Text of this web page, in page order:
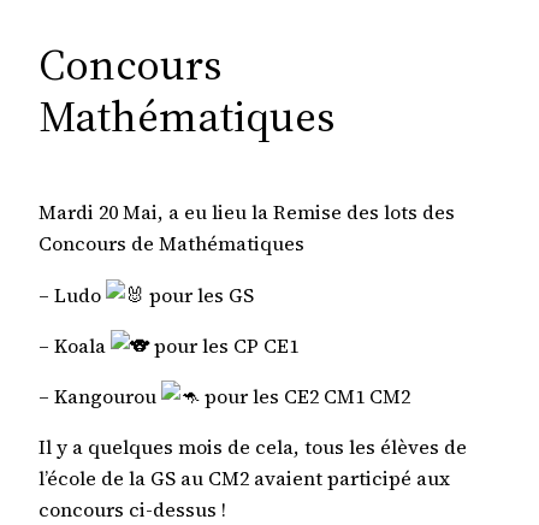
Concours
Mathématiques
Mardi 20 Mai, a eu lieu la Remise des lots des
Concours de Mathématiques
– Ludo
pour les GS
– Koala
pour les CP CE1
– Kangourou
pour les CE2 CM1 CM2
Il y a quelques mois de cela, tous les élèves de
l’école de la GS au CM2 avaient participé aux
concours ci-dessus !